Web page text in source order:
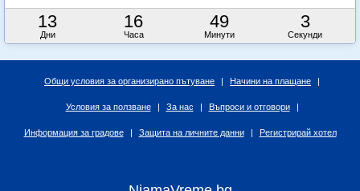
13
Дни
16
Часа
49
Минути
2
Секунди
Общи условия за организирано пътуване | Начини на плащане |
Условия за ползване | За нас | Въпроси и отговори |
Информация за градове | Защита на личните данни | Регистрирай хотел